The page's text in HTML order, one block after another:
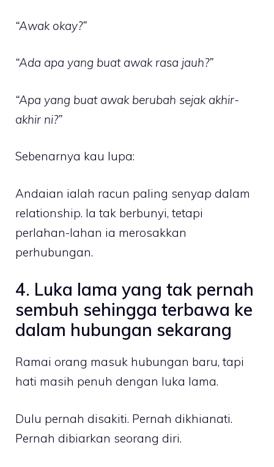
“Awak okay?”
“Ada apa yang buat awak rasa jauh?”
“Apa yang buat awak berubah sejak akhir-
akhir ni?”
Sebenarnya kau lupa:
Andaian ialah racun paling senyap dalam
relationship. Ia tak berbunyi, tetapi
perlahan-lahan ia merosakkan
perhubungan.
4. Luka lama yang tak pernah
sembuh sehingga terbawa ke
dalam hubungan sekarang
Ramai orang masuk hubungan baru, tapi
hati masih penuh dengan luka lama.
Dulu pernah disakiti. Pernah dikhianati.
Pernah dibiarkan seorang diri.